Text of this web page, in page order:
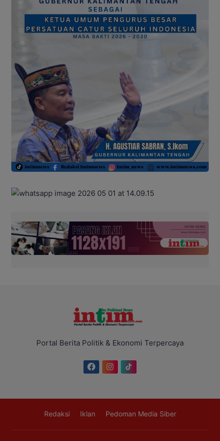
Portal Berita Politik & Ekonomi Terpercaya
Redaksi Iklan Pedoman Media Siber